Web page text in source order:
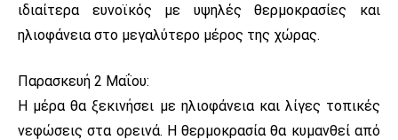
ιδιαίτερα ευνοϊκός με υψηλές θερμοκρασίες και
ηλιοφάνεια στο μεγαλύτερο μέρος της χώρας.
Παρασκευή 2 Μαΐου:
Η μέρα θα ξεκινήσει με ηλιοφάνεια και λίγες τοπικές
νεφώσεις στα ορεινά. Η θερμοκρασία θα κυμανθεί από